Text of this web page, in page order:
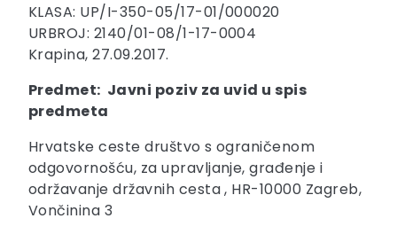
KLASA: UP/I-350-05/17-01/000020
URBROJ: 2140/01-08/1-17-0004
Krapina, 27.09.2017.
Predmet: Javni poziv za uvid u spis
predmeta
Hrvatske ceste društvo s ograničenom
odgovornošću, za upravljanje, građenje i
održavanje državnih cesta , HR-10000 Zagreb,
Vončinina 3